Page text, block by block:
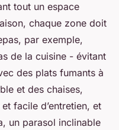
tout un espace
chaque zone doit
par exemple,
de la cuisine - évitant
des plats fumants à
et des chaises,
facile d’entretien, et
un parasol inclinable